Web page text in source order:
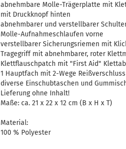
abnehmbare Molle-Trägerplatte mit
mit Druckknopf hinten
abnehmbarer und verstellbarer
Molle-Aufnahmeschlaufen vorne
verstellbarer Sicherungsriemen mit
Tragegriff mit abnehmbarer, roter
Klettflauschpatch mit "First Aid"
1 Hauptfach mit 2-Wege Reißverschluss
diverse Einschubtaschen und
Lieferung ohne Inhalt!
Maße: ca. 21 x 22 x 12 cm (B x H x T)
Material:
100 % Polyester